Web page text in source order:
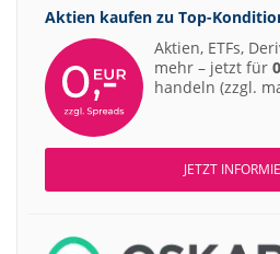
Aktien kaufen zu Top-
Aktien, ETFs,
mehr – jetzt für
handeln (zzgl.
JETZT